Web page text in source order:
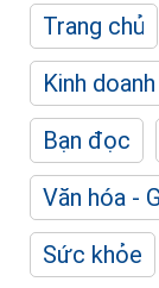
Trang chủ
Kinh doanh
Bạn đọc
Văn hóa -
Sức khỏe